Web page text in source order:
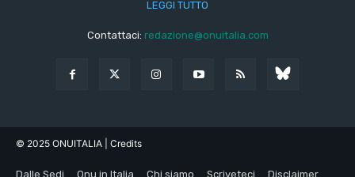
LEGGI TUTTO
Contattaci: redazione@onuitalia.com
© 2025 ONUITALIA | Credits
Dalle Sedi Onu in Italia Chi siamo Scriveteci Disclaimer